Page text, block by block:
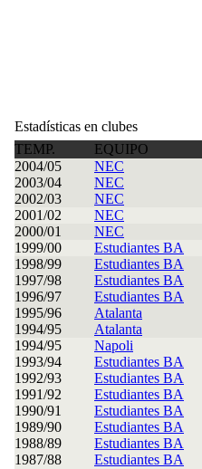
Estadísticas en clubes
TEMP.
EQUIPO
2004/05
NEC
2003/04
NEC
2002/03
NEC
2001/02
NEC
2000/01
NEC
1999/00
Estudiantes BA
1998/99
Estudiantes BA
1997/98
Estudiantes BA
1996/97
Estudiantes BA
1995/96
Atalanta
1994/95
Atalanta
1994/95
Napoli
1993/94
Estudiantes BA
1992/93
Estudiantes BA
1991/92
Estudiantes BA
1990/91
Estudiantes BA
1989/90
Estudiantes BA
1988/89
Estudiantes BA
1987/88
Estudiantes BA